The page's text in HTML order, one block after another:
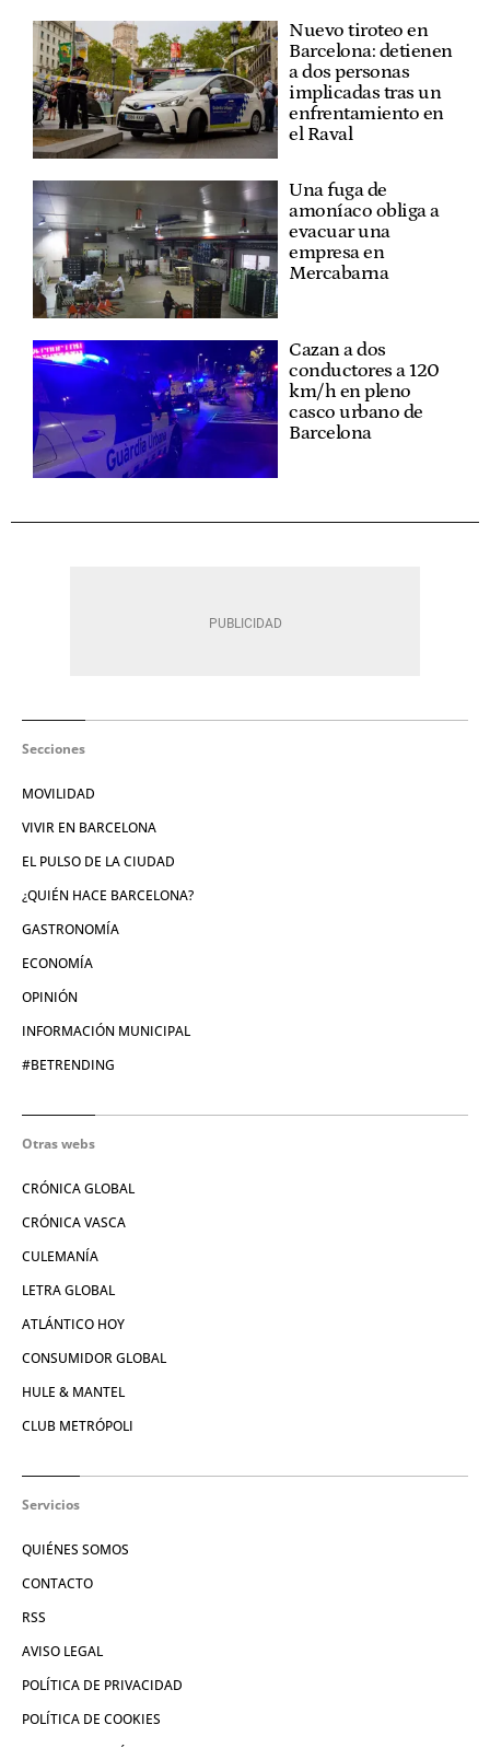
Nuevo tiroteo en
Barcelona: detienen
a dos personas
implicadas tras un
enfrentamiento en
el Raval
Una fuga de
amoníaco obliga a
evacuar una
empresa en
Mercabarna
Cazan a dos
conductores a 120
km/h en pleno
casco urbano de
Barcelona
Secciones
MOVILIDAD
VIVIR EN BARCELONA
EL PULSO DE LA CIUDAD
¿QUIÉN HACE BARCELONA?
GASTRONOMÍA
ECONOMÍA
OPINIÓN
INFORMACIÓN MUNICIPAL
#BETRENDING
Otras webs
CRÓNICA GLOBAL
CRÓNICA VASCA
CULEMANÍA
LETRA GLOBAL
ATLÁNTICO HOY
CONSUMIDOR GLOBAL
HULE & MANTEL
CLUB METRÓPOLI
Servicios
QUIÉNES SOMOS
CONTACTO
RSS
AVISO LEGAL
POLÍTICA DE PRIVACIDAD
POLÍTICA DE COOKIES